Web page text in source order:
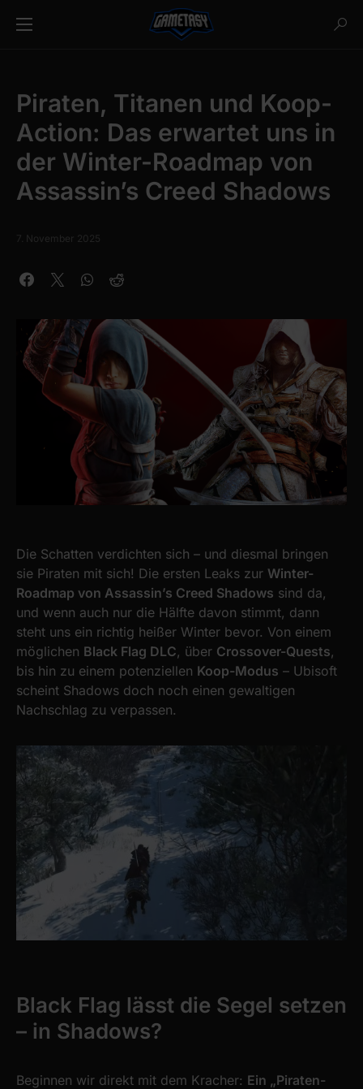
Piraten, Titanen und Koop-
Action: Das erwartet uns in
der Winter-Roadmap von
Assassin’s Creed Shadows
7. November 2025
Die Schatten verdichten sich – und diesmal bringen
sie Piraten mit sich! Die ersten Leaks zur Winter-
Roadmap von Assassin’s Creed Shadows sind da,
und wenn auch nur die Hälfte davon stimmt, dann
steht uns ein richtig heißer Winter bevor. Von einem
möglichen Black Flag DLC, über Crossover-Quests,
bis hin zu einem potenziellen Koop-Modus – Ubisoft
scheint Shadows doch noch einen gewaltigen
Nachschlag zu verpassen.
Black Flag lässt die Segel setzen
– in Shadows?
Beginnen wir direkt mit dem Kracher: Ein „Piraten-